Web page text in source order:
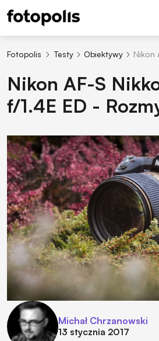
Fotopolis Testy Obiektywy Nikon
Nikon AF-S
f/1.4E ED -
Michał Chrzanowski
13 stycznia 2017